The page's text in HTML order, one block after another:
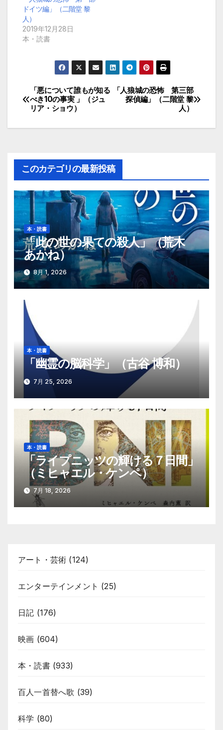
ドイツ編」（二階堂 黎
人）
2019年12月28日
本・読書
投
稿
ビ
ゲ
ー
シ
ョ
ン
「人狼城の恐怖 第三部
探偵編」（二階堂 黎
人）
「悪について誰もが知る
べき10の事実 」（ジュ
リア・ショウ）
このカテゴリの最新投稿
本・読書
「此の世の果ての殺人」（荒木
あかね）
8月 1, 2026
本・読書
「幽霊の脳科学」（古谷 博和）
7月 25, 2026
本・読書
「ライプニッツの輝ける７日間」
（ミヒャエル・ケンペ）
7月 18, 2026
アート・芸術 (124)
エンターテインメント (25)
日記 (176)
映画 (604)
本・読書(933)
百人一首替へ歌 (39)
科学 (80)